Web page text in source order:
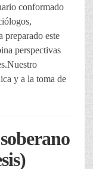
conformado
preparado este
perspectivas
y a la toma de